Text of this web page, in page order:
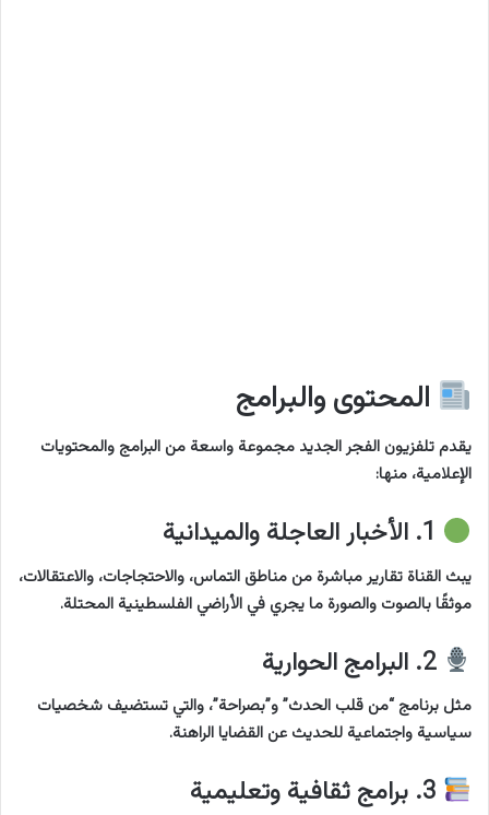
المحتوى والبرامج
يقدم تلفزيون الفجر الجديد مجموعة واسعة من البرامج والمحتويات
الإعلامية، منها:
يبث القناة تقارير مباشرة من مناطق التماس، والاحتجاجات، والاعتقالات،
موثقًا بالصوت والصورة ما يجري في الأراضي الفلسطينية المحتلة.
2. البرامج الحوارية
مثل برنامج “من قلب الحدث” و”بصراحة”، والتي تستضيف شخصيات
سياسية واجتماعية للحديث عن القضايا الراهنة.